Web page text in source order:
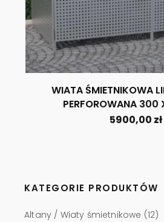
WIATA ŚMIETNIKOWA
PERFOROWANA
5900,00 zł
KATEGORIE PRODUKTÓW
Altany / Wiaty śmietnikowe (12)